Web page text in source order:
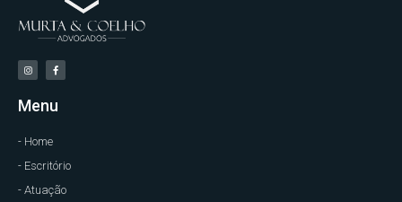
Menu
- Home
- Escritório
- Atuação